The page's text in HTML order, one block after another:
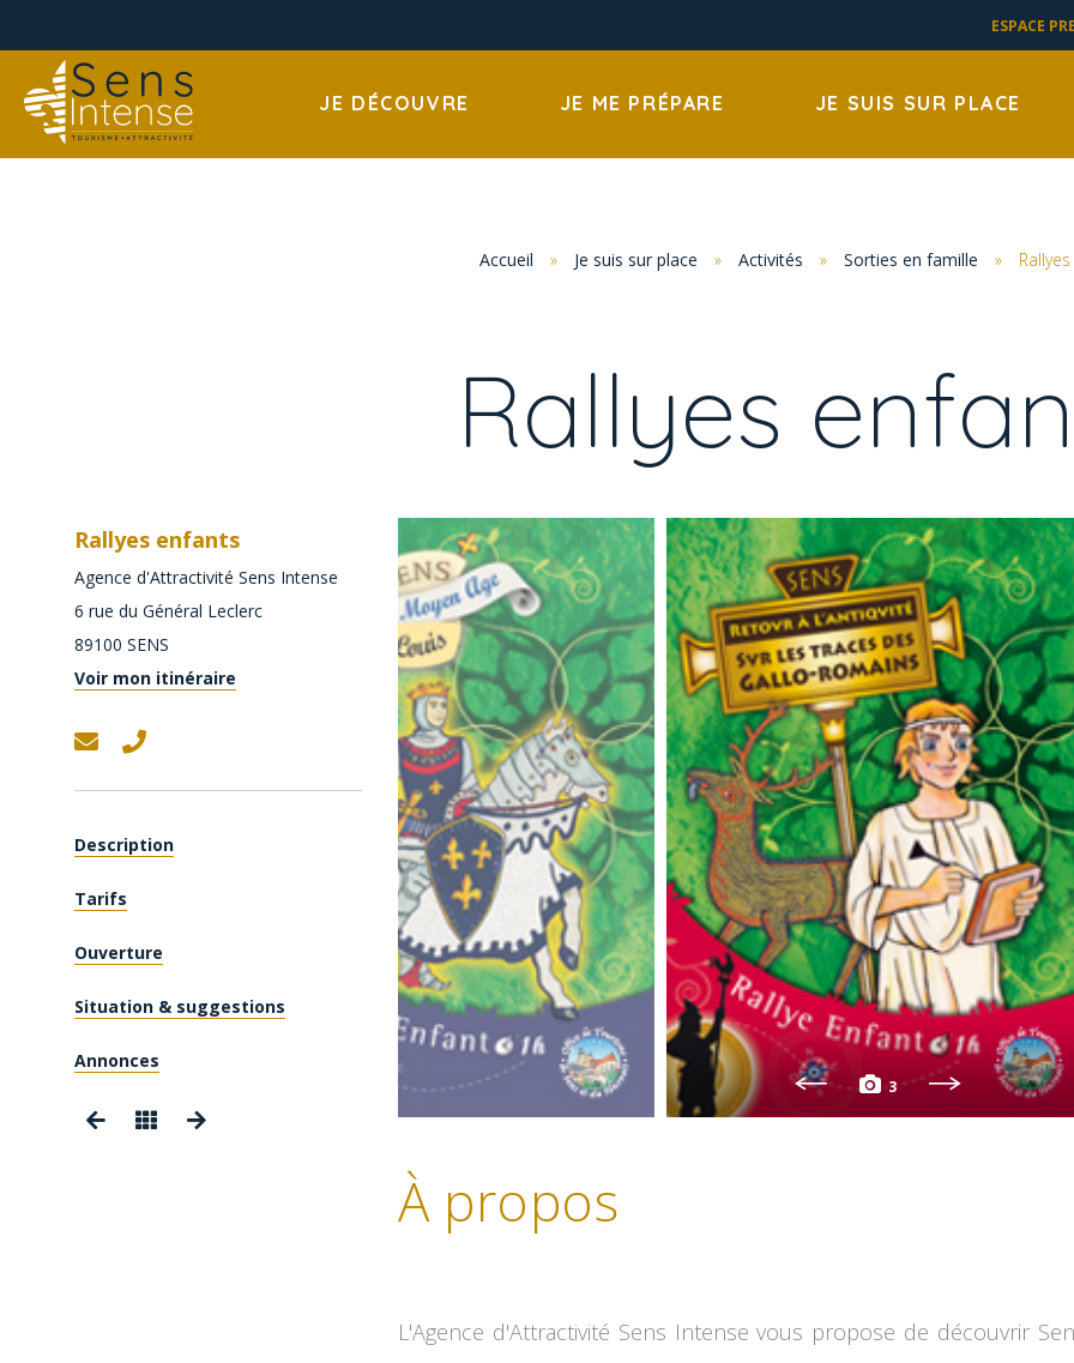
ESPACE
JE DÉCOUVRE JE ME PRÉPARE JE SUIS SUR PLACE
Accueil » Je suis sur place » Activités » Sorties en famille »
Rallyes
Rallyes enfants
Agence d'Attractivité Sens Intense
6 rue du Général Leclerc
89100 SENS
Voir mon itinéraire
Description
Tarifs
Ouverture
Situation & suggestions
Annonces
3
À propos
L'Agence d'Attractivité Sens Intense vous propose de découvrir